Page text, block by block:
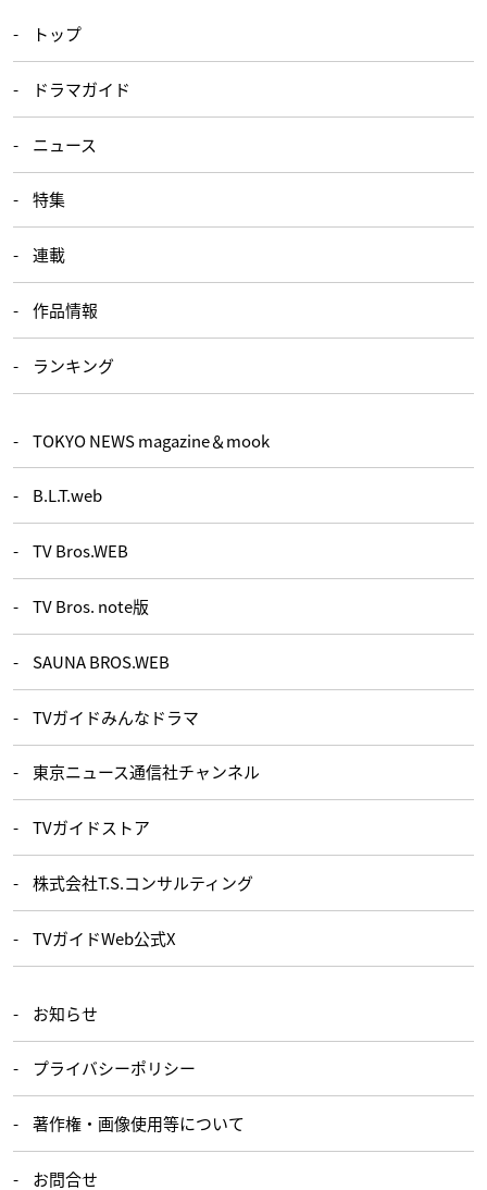
トップ
ドラマガイド
ニュース
特集
連載
作品情報
ランキング
TOKYO NEWS magazine＆mook
B.L.T.web
TV Bros.WEB
TV Bros. note版
SAUNA BROS.WEB
TVガイドみんなドラマ
東京ニュース通信社チャンネル
TVガイドストア
株式会社T.S.コンサルティング
TVガイドWeb公式X
お知らせ
プライバシーポリシー
著作権・画像使用等について
お問合せ